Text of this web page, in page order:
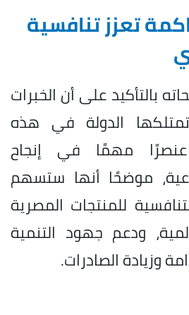
تعزز تنافسية
بالتأكيد على أن الخبرات
الدولة في هذه
عنصرًا مهمًا في إنجاح
موضحًا أنها ستسهم
للمنتجات المصرية
ودعم جهود التنمية
وزيادة الصادرات.